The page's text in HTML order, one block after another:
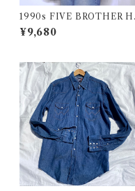
1990s FIVE BROTHER
avy Flannel Shirt CHAMOI
S CLOTH Black USA / ファ
¥9,680